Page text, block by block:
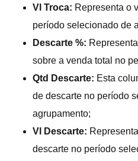
Vl Troca: Representa o
período selecionado de
Descarte %:
sobre a venda total no
Qtd Descarte: Esta
de descarte no período
agrupamento;
Vl Descarte:
descarte no período